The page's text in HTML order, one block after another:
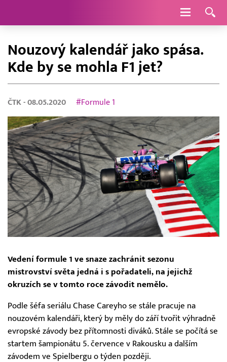
Navigace
Nouzový kalendář jako spása.
Kde by se mohla F1 jet?
ČTK - 08.05.2020 #Formule 1
Vedení formule 1 ve snaze zachránit sezonu
mistrovství světa jedná i s pořadateli, na jejichž
okruzích se v tomto roce závodit nemělo.
Podle šéfa seriálu Chase Careyho se stále pracuje na
nouzovém kalendáři, který by měly do září tvořit výhradně
evropské závody bez přítomnosti diváků. Stále se počítá se
startem šampionátu 5. července v Rakousku a dalším
závodem ve Spielbergu o týden později.